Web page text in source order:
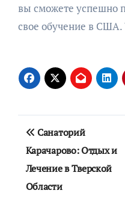
вы сможете успешно
свое обучение в США.
Навигация
по
записям
Санаторий
Карачарово: Отдых и
Лечение в Тверской
Области